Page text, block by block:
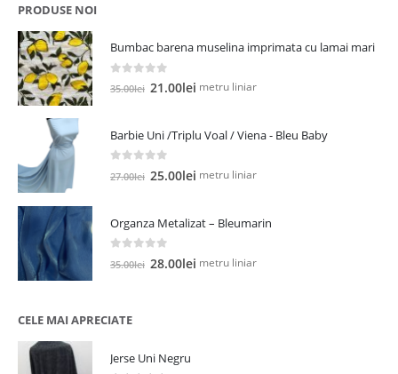
PRODUSE NOI
Bumbac barena muselina imprimata cu lamai mari
out of 5
35.00lei Prețul
fost:
35.00lei.
21.00lei Prețul
21.00lei.
metru liniar
Barbie Uni /Triplu Voal / Viena - Bleu Baby
out of 5
27.00lei Prețul
fost:
27.00lei.
25.00lei Prețul
25.00lei.
metru liniar
Organza Metalizat – Bleumarin
out of 5
35.00lei Prețul
28.00lei Prețul
metru liniar
CELE MAI APRECIATE
Jerse Uni Negru